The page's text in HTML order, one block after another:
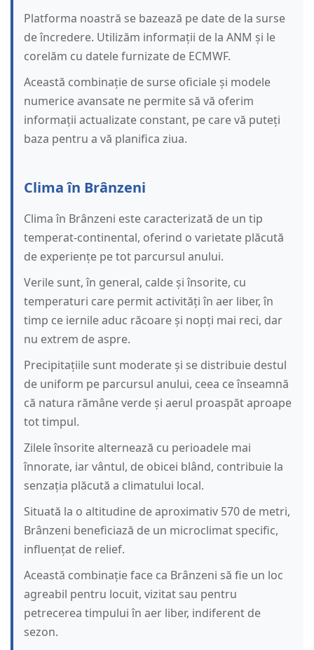
Platforma noastră se bazează pe date de la surse
de încredere. Utilizăm informații de la ANM și le
corelăm cu datele furnizate de ECMWF.
Această combinație de surse oficiale și modele
numerice avansate ne permite să vă oferim
informații actualizate constant, pe care vă puteți
baza pentru a vă planifica ziua.
Clima în Brânzeni
Clima în Brânzeni este caracterizată de un tip
temperat-continental, oferind o varietate plăcută
de experiențe pe tot parcursul anului.
Verile sunt, în general, calde și însorite, cu
temperaturi care permit activități în aer liber, în
timp ce iernile aduc răcoare și nopți mai reci, dar
nu extrem de aspre.
Precipitațiile sunt moderate și se distribuie destul
de uniform pe parcursul anului, ceea ce înseamnă
că natura rămâne verde și aerul proaspăt aproape
tot timpul.
Zilele însorite alternează cu perioadele mai
înnorate, iar vântul, de obicei blând, contribuie la
senzația plăcută a climatului local.
Situată la o altitudine de aproximativ 570 de metri,
Brânzeni beneficiază de un microclimat specific,
influențat de relief.
Această combinație face ca Brânzeni să fie un loc
agreabil pentru locuit, vizitat sau pentru
petrecerea timpului în aer liber, indiferent de
sezon.